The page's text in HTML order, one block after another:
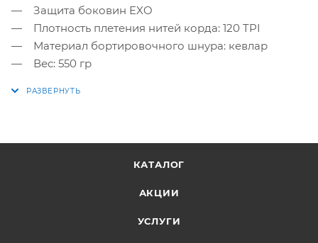
— Защита боковин EXO
— Плотность плетения нитей корда: 120 TPI
— Материал бортировочного шнура: кевлар
— Вес: 550 гр
КАТАЛОГ
АКЦИИ
УСЛУГИ